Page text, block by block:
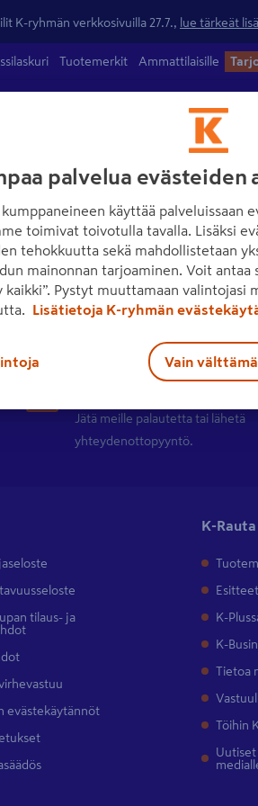
K-ryhmän verkkosivuilla 27.7., lue tärkeät
Tuotemerkit Ammattilaisille
Maalit Työkalut
Jätä meille palautetta tai lähetä
yhteydenottopyyntö.
tilaus- ja
evästekäytännöt
K-Rauta
Esitteet
K-
K-
Tietoa
Töihin
palvelua evästeiden
käyttää palveluissaan
toimivat toivotulla tavalla. Lisäksi
tehokkuutta sekä mahdollistetaan
mainonnan tarjoaminen. Voit antaa
kaikki”. Pystyt muuttamaan valintojasi
Lisätietoja K-ryhmän
Vain